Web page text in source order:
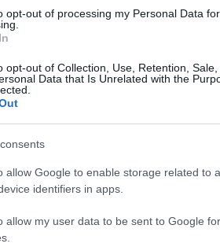
opt-out of processing my Personal Data
opt-out of Collection, Use, Retention,
Data that Is Unrelated with the
allow Google to enable storage related to
identifiers in apps.
allow my user data to be sent to Google
MhhtH4LzVt
ha advertido a España que si se
e incumplimiento continuo de
posible situación poco legal de las
que se les está otorgando en España.
antes citados, la propia Unión